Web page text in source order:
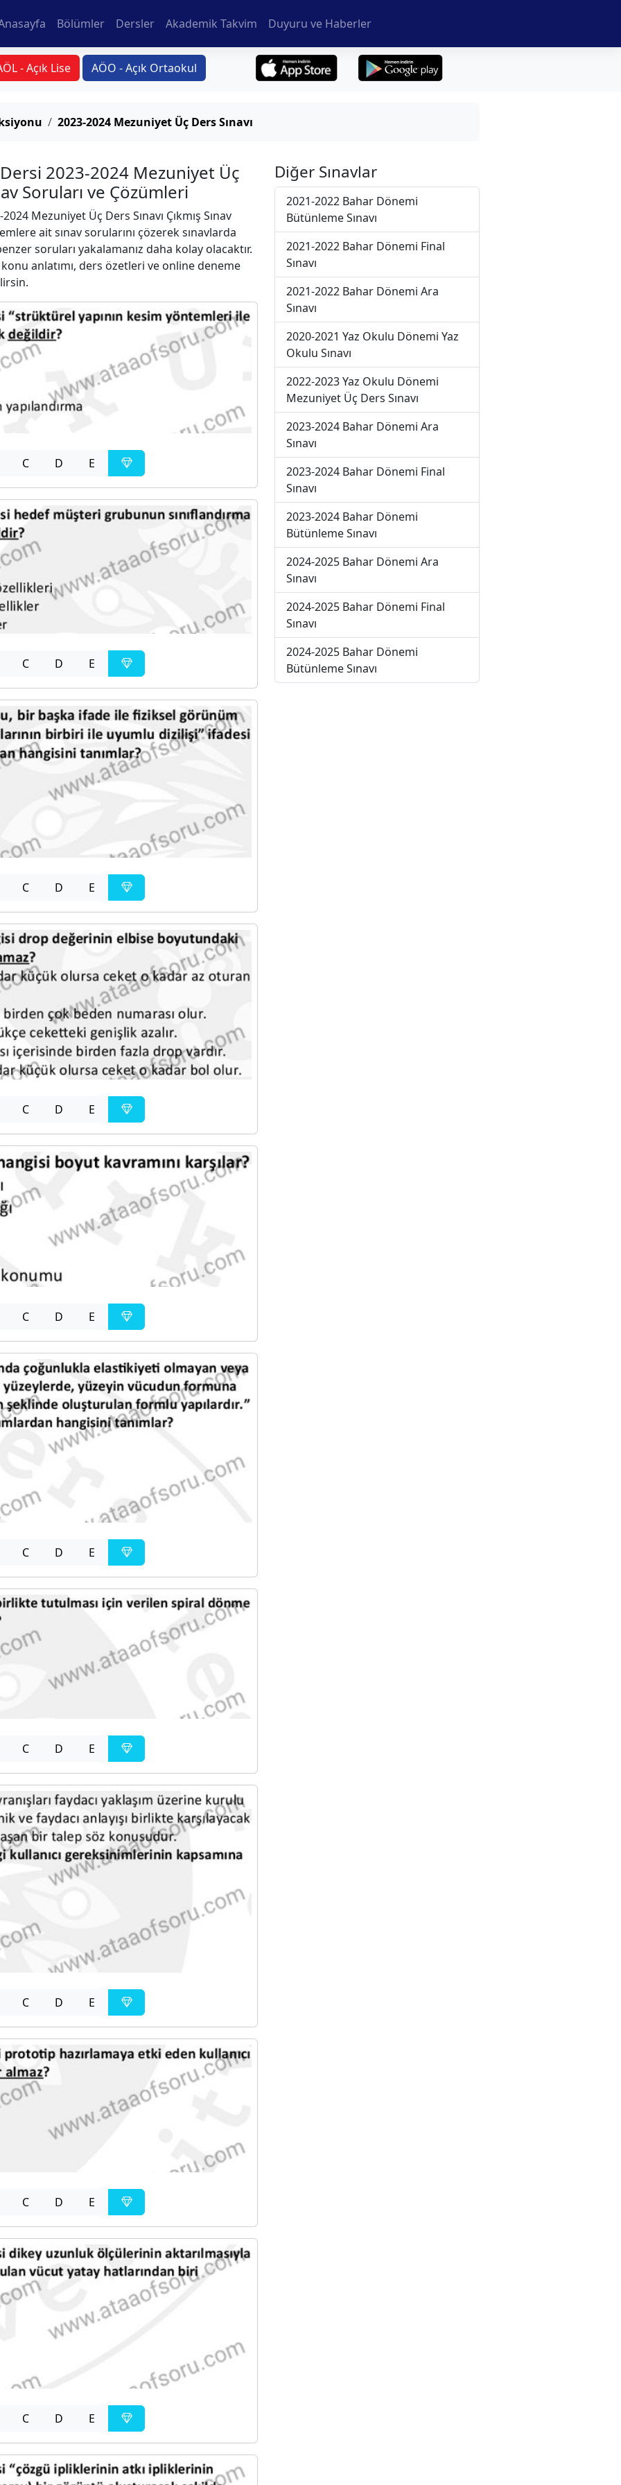
Bölümler Dersler Akademik Takvim Duyuru ve Haberler
- Açık Lise AÖO - Açık Ortaokul
2023-2024 Mezuniyet Üç Ders Sınavı
2023-2024 Mezuniyet Üç
Soruları ve Çözümleri
Mezuniyet Üç Ders Sınavı Çıkmış Sınav
ait sınav sorularını çözerek sınavlarda
soruları yakalamanız daha kolay olacaktır.
konu anlatımı, ders özetleri ve online deneme
C D E
C D E
C D E
C D E
C D E
C D E
C D E
C D E
C D E
C D E
Diğer Sınavlar
2021-2022 Bahar Dönemi
Bütünleme Sınavı
2021-2022 Bahar Dönemi Final
Sınavı
2021-2022 Bahar Dönemi Ara
Sınavı
2020-2021 Yaz Okulu Dönemi Yaz
Okulu Sınavı
2022-2023 Yaz Okulu Dönemi
Mezuniyet Üç Ders Sınavı
2023-2024 Bahar Dönemi Ara
Sınavı
2023-2024 Bahar Dönemi Final
Sınavı
2023-2024 Bahar Dönemi
Bütünleme Sınavı
2024-2025 Bahar Dönemi Ara
Sınavı
2024-2025 Bahar Dönemi Final
Sınavı
2024-2025 Bahar Dönemi
Bütünleme Sınavı